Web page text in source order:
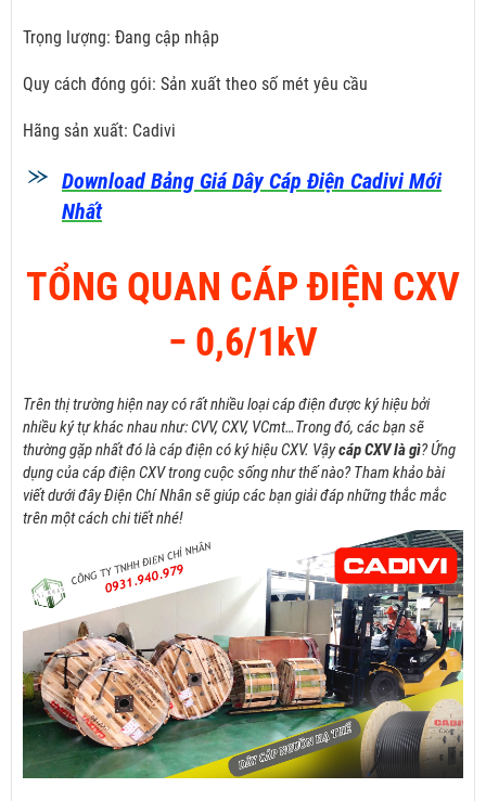
Trọng lượng: Đang cập nhập
Quy cách đóng gói: Sản xuất theo số mét yêu cầu
Hãng sản xuất: Cadivi
Download Bảng Giá Dây Cáp Điện Cadivi Mới
Nhất
TỔNG QUAN CÁP ĐIỆN CXV
­− 0,6/1kV
Trên thị trường hiện nay có rất nhiều loại cáp điện được ký hiệu bởi
nhiềuký tự khác nhau như: CVV, CXV, VCmt…Trong đó, các bạn sẽ
thường gặp nhất đó là cáp điện có ký hiệu CXV. Vậycáp CXV là gì? Ứng
dụng của cáp điện CXV trong cuộc sống như thế nào? Tham khảo bài
viết dưới đây Điện Chí Nhân sẽ giúp các bạn giải đáp những thắc mắc
trên một cách chi tiết nhé!